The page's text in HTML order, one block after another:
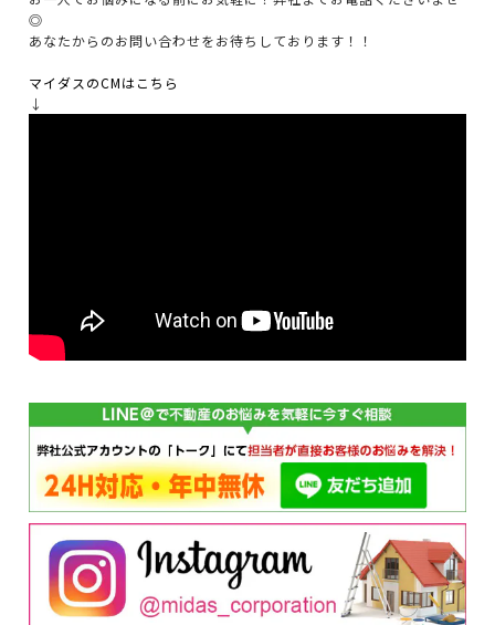
◎
あなたからのお問い合わせをお待ちしております！！
マイダスのCMはこちら
↓